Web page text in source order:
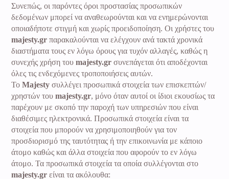
Συνεπώς, οι παρόντες όροι προστασίας προσωπικών
δεδομένων μπορεί να αναθεωρούνται και να ενημερώνονται
οποιαδήποτε στιγμή και χωρίς προειδοποίηση. Οι χρήστες του
majesty.gr παρακαλούνται να ελέγχουν ανά τακτά χρονικά
διαστήματα τους εν λόγω όρους για τυχόν αλλαγές, καθώς η
συνεχής χρήση τουmajesty.gr συνεπάγεται ότι αποδέχονται
όλες τις ενδεχόμενες τροποποιήσεις αυτών.
ΤοMajesty συλλέγει προσωπικά στοιχεία των επισκεπτών/
χρηστών τουmajesty.gr, μόνο όταν αυτοί οι ίδιοι εκουσίως τα
παρέχουν με σκοπό την παροχή των υπηρεσιών που είναι
διαθέσιμες ηλεκτρονικά. Προσωπικά στοιχεία είναι τα
στοιχεία που μπορούν να χρησιμοποιηθούν για τον
προσδιορισμό της ταυτότητας ή την επικοινωνία με κάποιο
άτομο καθώς και άλλα στοιχεία που αφορούν το εν λόγω
άτομο. Τα προσωπικά στοιχεία τα οποία συλλέγονται στο
majesty.gr είναι τα ακόλουθα: